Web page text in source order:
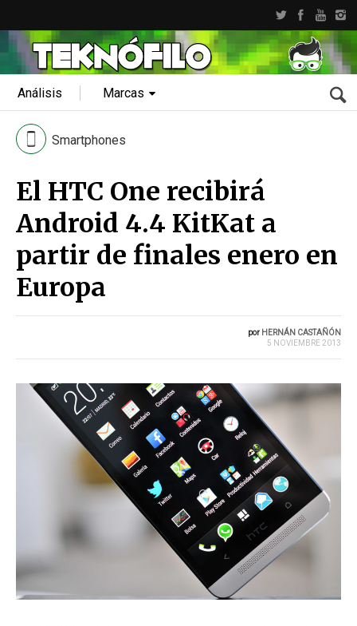
Análisis Marcas
Smartphones
El HTC One recibirá
Android 4.4 KitKat a
partir de finales enero en
Europa
por HERNÁN CASTAÑÓN
5 NOVIEMBRE 2013